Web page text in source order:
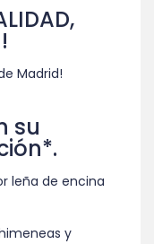
Madrid!
su
leña de encina
y